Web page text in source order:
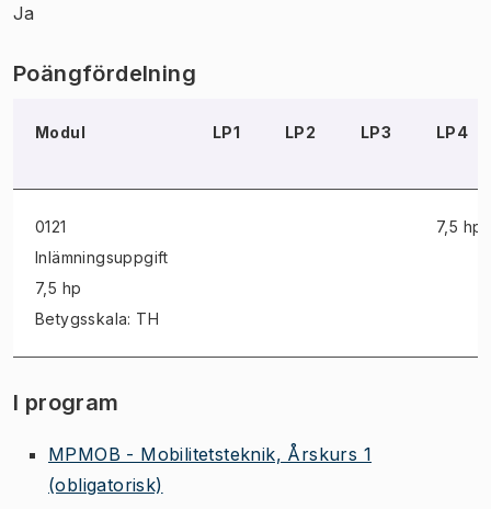
Ja
Poängfördelning
Modul LP1 LP2 LP3 LP4
0121
Inlämningsuppgift
7,5 hp
Betygsskala: TH
7,5 hp
I program
MPMOB - Mobilitetsteknik, Årskurs 1
(obligatorisk)